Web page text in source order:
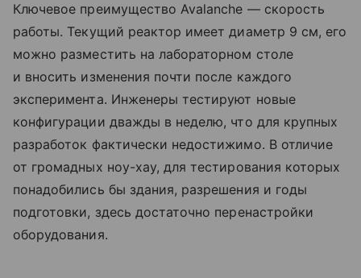
Ключевое преимущество Avalanche — скорость
работы. Текущий реактор имеет диаметр 9 см, его
можно разместить на лабораторном столе
и вносить изменения почти после каждого
эксперимента. Инженеры тестируют новые
конфигурации дважды в неделю, что для крупных
разработок фактически недостижимо. В отличие
от громадных ноу-хау, для тестирования которых
понадобились бы здания, разрешения и годы
подготовки, здесь достаточно перенастройки
оборудования.